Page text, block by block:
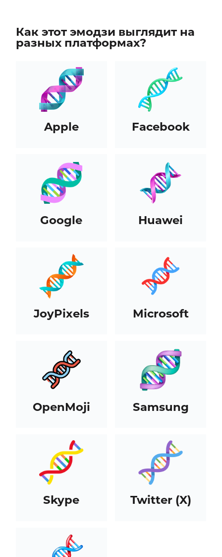
Как этот эмодзи выглядит на
разных платформах?
Apple Facebook
Google Huawei
JoyPixels Microsoft
OpenMoji Samsung
Skype Twitter (X)